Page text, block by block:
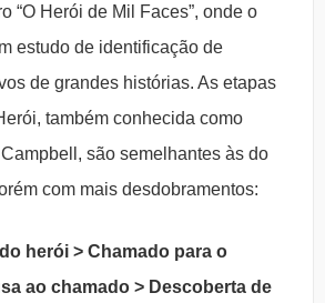
“O Herói de Mil Faces”, onde o
estudo de identificação de
de grandes histórias. As etapas
também conhecida como
são semelhantes às do
com mais desdobramentos:
herói > Chamado para o
ao chamado > Descoberta de